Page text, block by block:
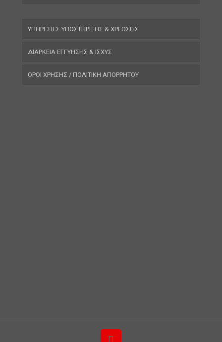
ΥΠΗΡΕΣΙΕΣ ΥΠΟΣΤΗΡΙΞΗΣ & ΧΡΕΩΣΕΙΣ
ΔΙΑΡΚΕΙΑ ΕΓΓΥΗΣΗΣ & ΙΣΧΥΣ
ΟΡΟΙ ΧΡΗΣΗΣ / ΠΟΛΙΤΙΚΗ ΑΠΟΡΡΗΤΟΥ